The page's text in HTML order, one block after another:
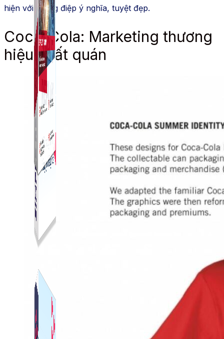
Simple Replay
App ghi hình tự động quy trình đóng gói hàng hoá
Shopee, Lazada, Tiktokshop
Simple Live
Phần mềm tạo kịch bản bình luận livestream Tiktok
hiện với thông điệp ý nghĩa, tuyệt đẹp.
Coca-Cola: Marketing thương
hiệu nhất quán